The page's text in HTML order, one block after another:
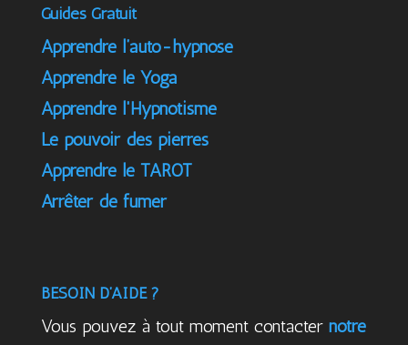
Guides Gratuit
Apprendre l’auto-hypnose
Apprendre le Yoga
Apprendre l'Hypnotisme
Le pouvoir des pierres
Apprendre le TAROT
Arrêter de fumer
BESOIN D’AIDE ?
Vous pouvez à tout moment contacter notre